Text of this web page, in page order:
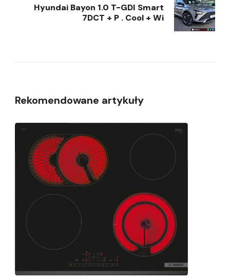
Hyundai Bayon 1.0 T-GDI Smart
7DCT + P . Cool + Wi
Rekomendowane artykuły